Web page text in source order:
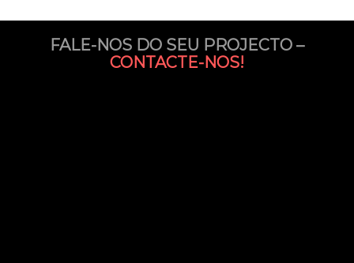
FALE-NOS DO SEU PROJECTO –
CONTACTE-NOS!